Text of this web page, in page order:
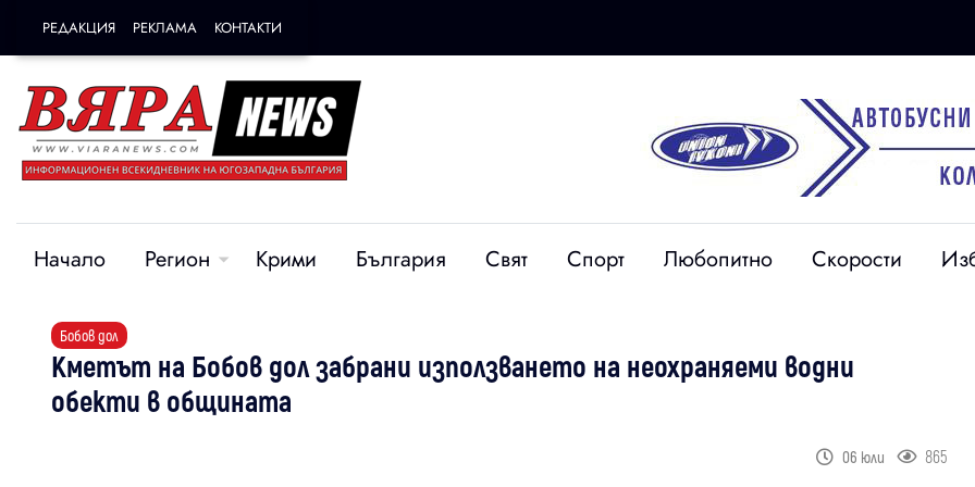
РЕДАКЦИЯ РЕКЛАМА КОНТАКТИ
Начало Регион Крими България Свят Спорт Любопитно Скорости
Бобов дол
Кметът на Бобов дол забрани използването на неохраняеми водни
обекти в общината
06 юли 865